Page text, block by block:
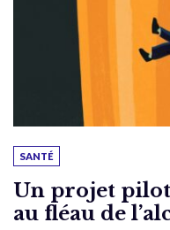
SANTÉ
Un projet
au fléau de